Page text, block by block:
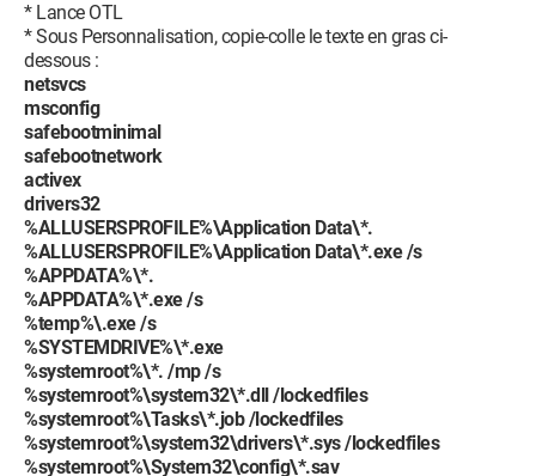
* Lance OTL
* Sous Personnalisation, copie-colle le texte en gras ci-
dessous :
netsvcs
msconfig
safebootminimal
safebootnetwork
activex
drivers32
%ALLUSERSPROFILE%\Application Data\*.
%ALLUSERSPROFILE%\Application Data\*.exe /s
%APPDATA%\*.
%APPDATA%\*.exe /s
%temp%\.exe /s
%SYSTEMDRIVE%\*.exe
%systemroot%\*. /mp /s
%systemroot%\system32\*.dll /lockedfiles
%systemroot%\Tasks\*.job /lockedfiles
%systemroot%\system32\drivers\*.sys /lockedfiles
%systemroot%\System32\config\*.sav